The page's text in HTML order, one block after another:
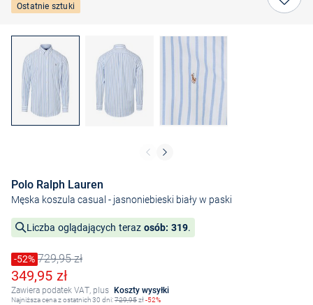
Ostatnie sztuki
Polo Ralph Lauren
Męska koszula casual - jasnoniebieski biały w paski
Liczba oglądających teraz osób: 319.
Cena obniżona o
-52%
Stara cena729,95 zł
Obniżona cena
349,95 zł
Zawiera podatek VAT, plus Koszty wysyłki
Najniższa cena z ostatnich 30 dni:729,95zł-52%